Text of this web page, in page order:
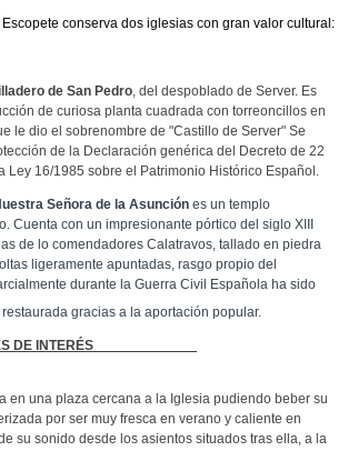
conserva dos iglesias con gran valor cultural:
de San Pedro, del despoblado de Server. Es
de curiosa planta cuadrada con torreoncillos en
le dio el sobrenombre de "Castillo de Server" Se
de la Declaración genérica del Decreto de 22
Ley 16/1985 sobre el Patrimonio Histórico Español.
Señora de la Asunción es un templo
Cuenta con un impresionante pórtico del siglo XIII
de lo comendadores Calatravos, tallado en piedra
ligeramente apuntadas, rasgo propio del
durante la Guerra Civil Española ha sido
gracias a la aportación popular.
INTERÉS
en una plaza cercana a la Iglesia pudiendo beber su
por ser muy fresca en verano y caliente en
su sonido desde los asientos situados tras ella, a la